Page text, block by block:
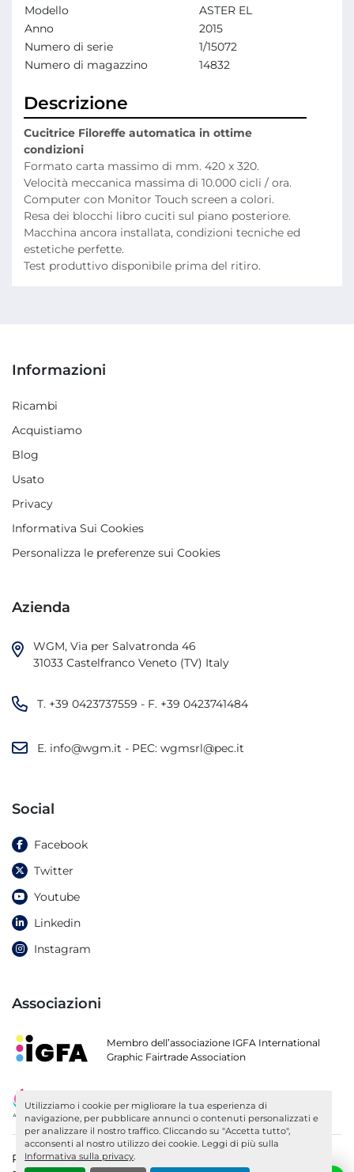
Utilizziamo i cookie per migliorare la tua esperienza di
navigazione, per pubblicare annunci o contenuti personalizzati e
per analizzare il nostro traffico. Cliccando su "Accetta tutto",
acconsenti al nostro utilizzo dei cookie. Leggi di più sulla
Informativa sulla privacy.
Modello
ASTER EL
Anno
2015
Numero di serie
1/15072
Numero di magazzino
14832
Descrizione
Cucitrice Filoreffe automatica in ottime
condizioni
Formato carta massimo di mm. 420 x 320.
Velocità meccanica massima di 10.000 cicli / ora.
Computer con Monitor Touch screen a colori.
Resa dei blocchi libro cuciti sul piano posteriore.
Macchina ancora installata, condizioni tecniche ed
estetiche perfette.
Test produttivo disponibile prima del ritiro.
Azienda
WGM, Via per Salvatronda 46
31033 Castelfranco Veneto (TV) Italy
T. +39 0423737559 - F. +39 0423741484
E. info@wgm.it - PEC: wgmsrl@pec.it
Informazioni
Ricambi
Acquistiamo
Blog
Usato
Privacy
Informativa Sui Cookies
Personalizza le preferenze sui Cookies
Social
Facebook
Twitter
Youtube
Linkedin
Instagram
Associazioni
Membro dell’associazione IGFA International
Graphic Fairtrade Association
Associazione Fornitori Industria Grafica
P.IVA IT03319200279 - C.F 03416790263 | MEC TV 052290 -